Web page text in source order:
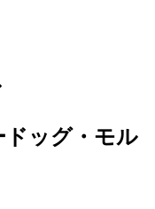
ドッグ・モル